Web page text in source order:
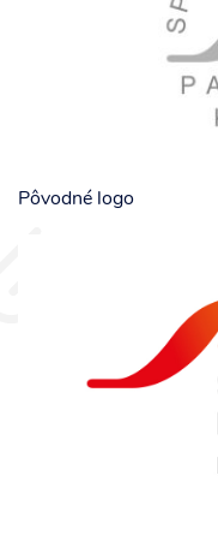
Pôvodné logo